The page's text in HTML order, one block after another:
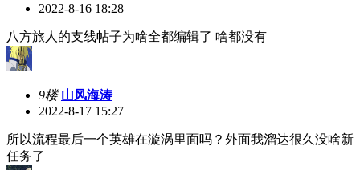
2022-8-16 18:28
八方旅人的支线帖子为啥全都编辑了 啥都没有
9楼 山风海涛
2022-8-17 15:27
所以流程最后一个英雄在漩涡里面吗？外面我溜达很久没啥新
任务了